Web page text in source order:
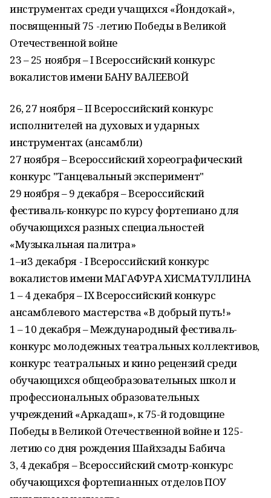
инструментах среди учащихся «Йондоҙҡай»,
посвященный 75 -летию Победы в Великой
Отечественной войне
23 – 25 ноября – I Всероссийский конкурс
вокалистов имени БАНУ ВАЛЕЕВОЙ
26, 27 ноября – II Всероссийский конкурс
исполнителей на духовых и ударных
инструментах (ансамбли)
27 ноября – Всероссийский хореографический
конкурс "Танцевальный эксперимент"
29 ноября – 9 декабря – Всероссийский
фестиваль-конкурс по курсу фортепиано для
обучающихся разных специальностей
«Музыкальная палитра»
1–и3 декабря - I Всероссийский конкурс
вокалистов имени МАГАФУРА ХИСМАТУЛЛИНА
1 – 4 декабря – IX Всероссийский конкурс
ансамблевого мастерства «В добрый путь!»
1 – 10 декабря – Международный фестиваль-
конкурс молодежных театральных коллективов,
конкурс театральных и кино рецензий среди
обучающихся общеобразовательных школ и
профессиональных образовательных
учреждений «Аркадаш», к 75-й годовщине
Победы в Великой Отечественной войне и 125-
летию со дня рождения Шайхзады Бабича
3, 4 декабря – Всероссийский смотр-конкурс
обучающихся фортепианных отделов ПОУ